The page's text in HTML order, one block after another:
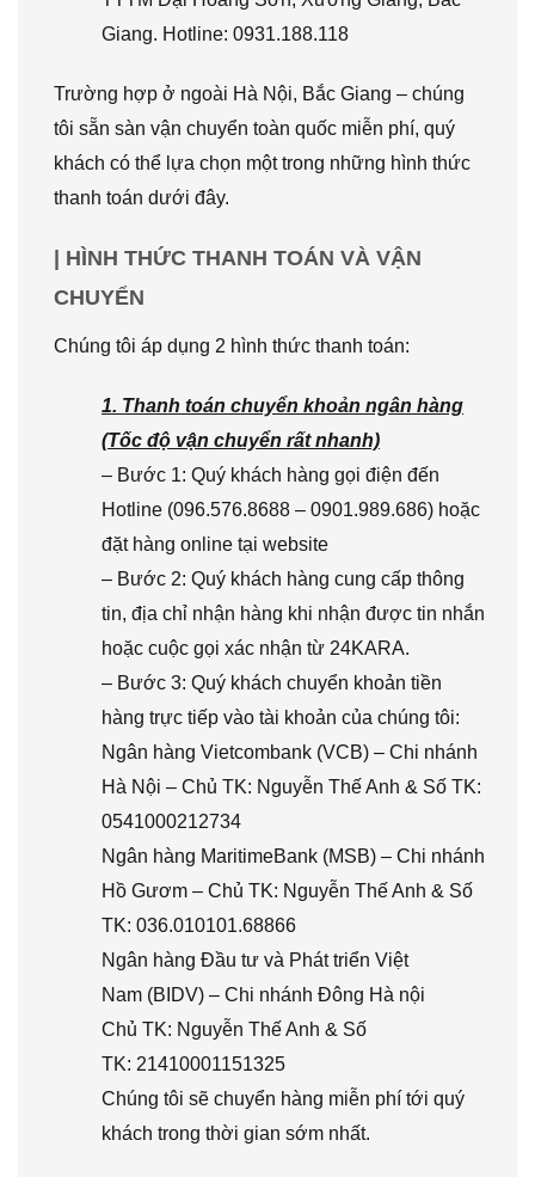
Giang. Hotline: 0931.188.118
Trường hợp ở ngoài Hà Nội, Bắc Giang – chúng
tôi sẵn sàn vận chuyển toàn quốc miễn phí, quý
khách có thể lựa chọn một trong những hình thức
thanh toán dưới đây.
| HÌNH THỨC THANH TOÁN VÀ VẬN
CHUYỂN
Chúng tôi áp dụng 2 hình thức thanh toán:
1. Thanh toán chuyển khoản ngân hàng
(Tốc độ vận chuyển rất nhanh)
– Bước 1: Quý khách hàng gọi điện đến
Hotline (096.576.8688 – 0901.989.686) hoặc
đặt hàng online tại website
– Bước 2: Quý khách hàng cung cấp thông
tin, địa chỉ nhận hàng khi nhận được tin nhắn
hoặc cuộc gọi xác nhận từ 24KARA.
– Bước 3: Quý khách chuyển khoản tiền
hàng trực tiếp vào tài khoản của chúng tôi:
Ngân hàng Vietcombank (VCB) – Chi nhánh
Hà Nội – Chủ TK: Nguyễn Thế Anh & Số TK:
0541000212734
Ngân hàng MaritimeBank (MSB) – Chi nhánh
Hồ Gươm – Chủ TK: Nguyễn Thế Anh & Số
TK: 036.010101.68866
Ngân hàng Đầu tư và Phát triển Việt
Nam (BIDV) – Chi nhánh Đông Hà nội
Chủ TK: Nguyễn Thế Anh & Số
TK: 21410001151325
Chúng tôi sẽ chuyển hàng miễn phí tới quý
khách trong thời gian sớm nhất.